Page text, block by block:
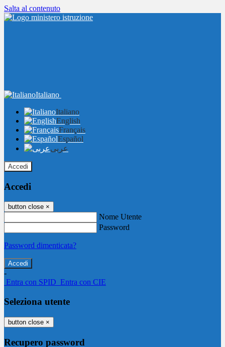
Salta al contenuto
Italiano
Italiano
English
Français
Español
عربى
Accedi
Accedi
button close ×
Nome Utente
Password
Password dimenticata?
-
Entra con SPID Entra con CIE
Seleziona utente
button close ×
Recupero password